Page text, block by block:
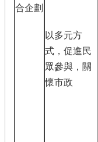
合企劃
以多元方
式，促進民
眾參與，關
懷市政